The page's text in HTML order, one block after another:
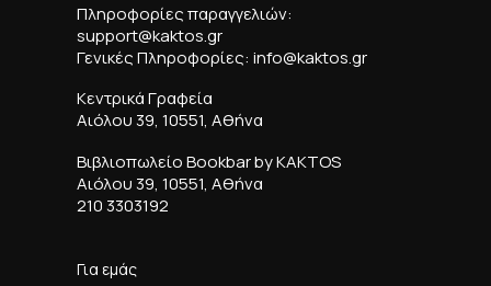
Πληροφορίες παραγγελιών:
support@kaktos.gr
Γενικές Πληροφορίες: info@kaktos.gr
Κεντρικά Γραφεία
Αιόλου 39, 10551, Αθήνα
Βιβλιοπωλείο Bookbar by KAKTOS
Αιόλου 39, 10551, Αθήνα
210 3303192
Για εμάς